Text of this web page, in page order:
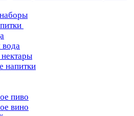
напитки
пиво
вино